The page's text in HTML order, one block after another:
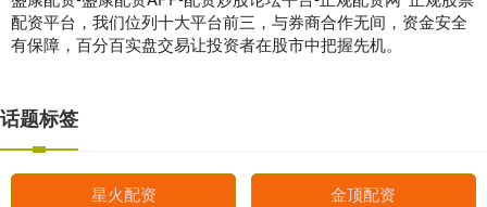
配资平台，我们位列十大平台前三，与券商合作无间，资金安全
有保障，百分百实盘交易让投资者在股市中把握先机。
话题标签
星火配资 金顶配资